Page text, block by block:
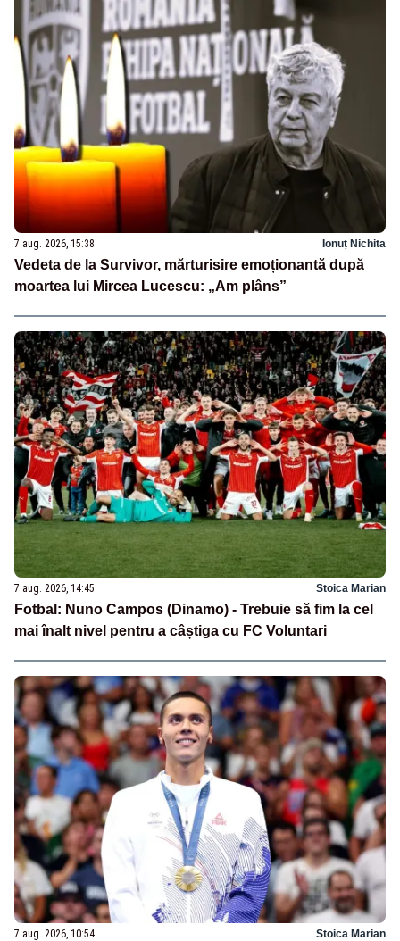
7 aug. 2026, 15:38 Ionuț Nichita
Vedeta de la Survivor, mărturisire emoționantă după
moartea lui Mircea Lucescu: „Am plâns”
7 aug. 2026, 14:45 Stoica Marian
Fotbal: Nuno Campos (Dinamo) - Trebuie să fim la cel
mai înalt nivel pentru a câștiga cu FC Voluntari
7 aug. 2026, 10:54 Stoica Marian